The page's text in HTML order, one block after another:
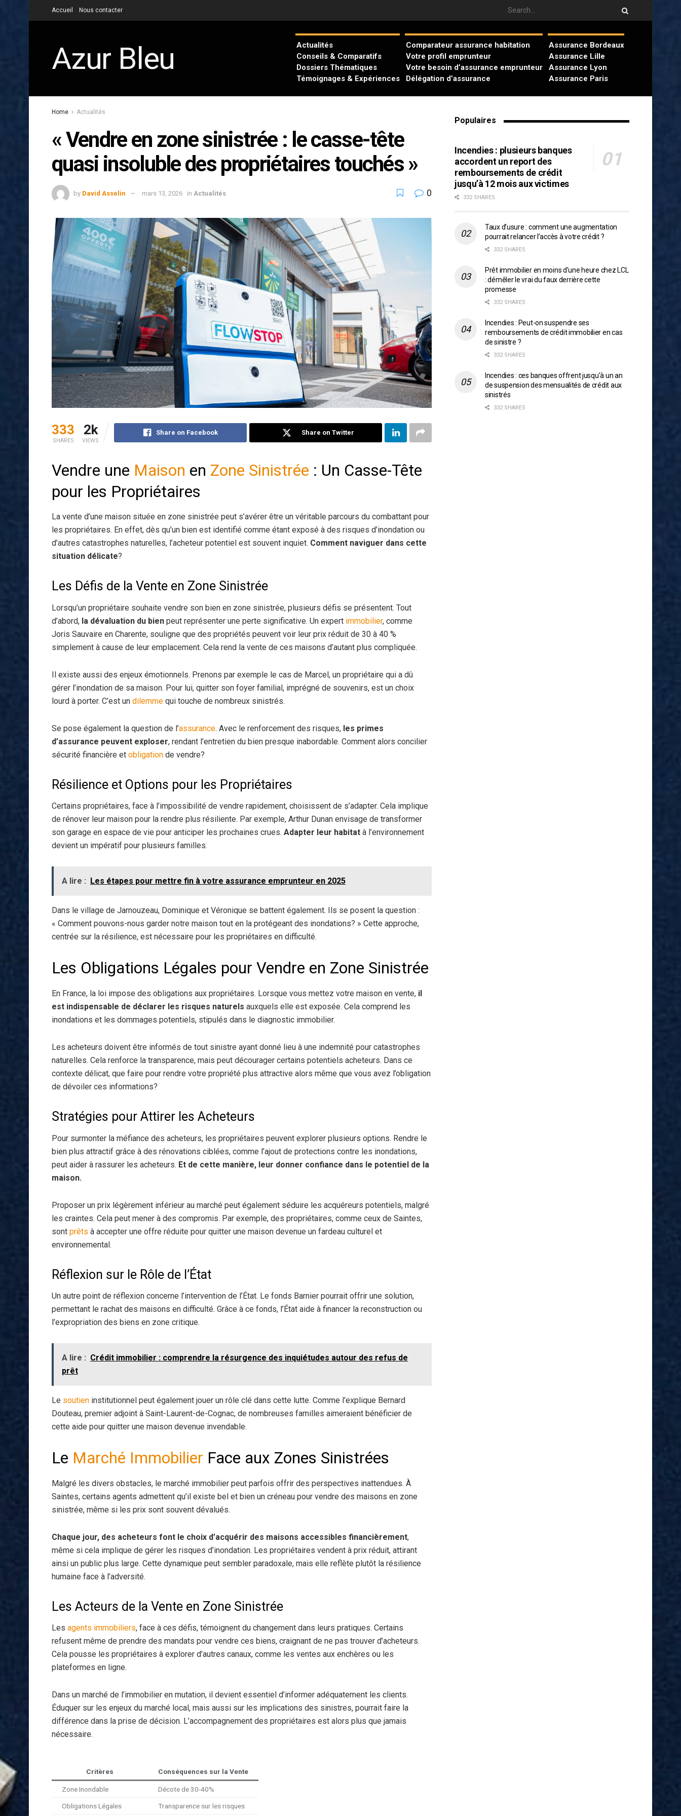
Accueil Nous contacter
Azur Bleu
Actualités
Conseils & Comparatifs
Dossiers Thématiques
Témoignages & Expériences
Comparateur assurance habitation
Votre profil emprunteur
Votre besoin d’assurance emprunteur
Délégation d’assurance
Assurance Bordeaux
Assurance Lille
Assurance Lyon
Assurance Paris
Home Actualités
« Vendre en zone sinistrée : le casse-tête
quasi insoluble des propriétaires touchés »
by David Asselin mars 13, 2026 in Actualités 0
333
SHARES
2k
VIEWS
Share on Facebook Share on Twitter
Vendre une Maison en Zone Sinistrée : Un Casse-Tête
pour les Propriétaires
La vente d’une maison située en zone sinistrée peut s’avérer être un véritable parcours du combattant pour
les propriétaires. En effet, dès qu’un bien est identifié comme étant exposé à des risques d’inondation ou
d’autres catastrophes naturelles, l’acheteur potentiel est souvent inquiet. Comment naviguer dans cette
situation délicate?
Les Défis de la Vente en Zone Sinistrée
Lorsqu’un propriétaire souhaite vendre son bien en zone sinistrée, plusieurs défis se présentent. Tout
d’abord, la dévaluation du bien peut représenter une perte significative. Un expert immobilier, comme
Joris Sauvaire en Charente, souligne que des propriétés peuvent voir leur prix réduit de 30 à 40 %
simplement à cause de leur emplacement. Cela rend la vente de ces maisons d’autant plus compliquée.
Il existe aussi des enjeux émotionnels. Prenons par exemple le cas de Marcel, un propriétaire qui a dû
gérer l’inondation de sa maison. Pour lui, quitter son foyer familial, imprégné de souvenirs, est un choix
lourd à porter. C’est un dilemme qui touche de nombreux sinistrés.
Se pose également la question de l’assurance. Avec le renforcement des risques, les primes
d’assurance peuvent exploser, rendant l’entretien du bien presque inabordable. Comment alors concilier
sécurité financière et obligation de vendre?
Résilience et Options pour les Propriétaires
Certains propriétaires, face à l’impossibilité de vendre rapidement, choisissent de s’adapter. Cela implique
de rénover leur maison pour la rendre plus résiliente. Par exemple, Arthur Dunan envisage de transformer
son garage en espace de vie pour anticiper les prochaines crues. Adapter leur habitat à l’environnement
devient un impératif pour plusieurs familles.
A lire : Les étapes pour mettre fin à votre assurance emprunteur en 2025
Dans le village de Jarnouzeau, Dominique et Véronique se battent également. Ils se posent la question :
« Comment pouvons-nous garder notre maison tout en la protégeant des inondations? » Cette approche,
centrée sur la résilience, est nécessaire pour les propriétaires en difficulté.
Les Obligations Légales pour Vendre en Zone Sinistrée
En France, la loi impose des obligations aux propriétaires. Lorsque vous mettez votre maison en vente, il
est indispensable de déclarer les risques naturels auxquels elle est exposée. Cela comprend les
inondations et les dommages potentiels, stipulés dans le diagnostic immobilier.
Les acheteurs doivent être informés de tout sinistre ayant donné lieu à une indemnité pour catastrophes
naturelles. Cela renforce la transparence, mais peut décourager certains potentiels acheteurs. Dans ce
contexte délicat, que faire pour rendre votre propriété plus attractive alors même que vous avez l’obligation
de dévoiler ces informations?
Stratégies pour Attirer les Acheteurs
Pour surmonter la méfiance des acheteurs, les propriétaires peuvent explorer plusieurs options. Rendre le
bien plus attractif grâce à des rénovations ciblées, comme l’ajout de protections contre les inondations,
peut aider à rassurer les acheteurs. Et de cette manière, leur donner confiance dans le potentiel de la
maison.
Proposer un prix légèrement inférieur au marché peut également séduire les acquéreurs potentiels, malgré
les craintes. Cela peut mener à des compromis. Par exemple, des propriétaires, comme ceux de Saintes,
sont prêts à accepter une offre réduite pour quitter une maison devenue un fardeau culturel et
environnemental.
Réflexion sur le Rôle de l’État
Un autre point de réflexion concerne l’intervention de l’État. Le fonds Barnier pourrait offrir une solution,
permettant le rachat des maisons en difficulté. Grâce à ce fonds, l’État aide à financer la reconstruction ou
l’expropriation des biens en zone critique.
A lire : Crédit immobilier : comprendre la résurgence des inquiétudes autour des refus de
prêt
Le soutien institutionnel peut également jouer un rôle clé dans cette lutte. Comme l’explique Bernard
Douteau, premier adjoint à Saint-Laurent-de-Cognac, de nombreuses familles aimeraient bénéficier de
cette aide pour quitter une maison devenue invendable.
Le Marché Immobilier Face aux Zones Sinistrées
Malgré les divers obstacles, le marché immobilier peut parfois offrir des perspectives inattendues. À
Saintes, certains agents admettent qu’il existe bel et bien un créneau pour vendre des maisons en zone
sinistrée, même si les prix sont souvent dévalués.
Chaque jour, des acheteurs font le choix d’acquérir des maisons accessibles financièrement,
même si cela implique de gérer les risques d’inondation. Les propriétaires vendent à prix réduit, attirant
ainsi un public plus large. Cette dynamique peut sembler paradoxale, mais elle reflète plutôt la résilience
humaine face à l’adversité.
Les Acteurs de la Vente en Zone Sinistrée
Les agents immobiliers, face à ces défis, témoignent du changement dans leurs pratiques. Certains
refusent même de prendre des mandats pour vendre ces biens, craignant de ne pas trouver d’acheteurs.
Cela pousse les propriétaires à explorer d’autres canaux, comme les ventes aux enchères ou les
plateformes en ligne.
Dans un marché de l’immobilier en mutation, il devient essentiel d’informer adéquatement les clients.
Éduquer sur les enjeux du marché local, mais aussi sur les implications des sinistres, pourrait faire la
différence dans la prise de décision. L’accompagnement des propriétaires est alors plus que jamais
nécessaire.
Critères Conséquences sur la Vente
Zone Inondable Décote de 30-40%
Obligations Légales Transparence sur les risques
Populaires
Incendies : plusieurs banques
accordent un report des
remboursements de crédit
jusqu’à 12 mois aux victimes
332 SHARES
Taux d’usure : comment une augmentation
pourrait relancer l’accès à votre crédit ?
332 SHARES
Prêt immobilier en moins d’une heure chez LCL
: démêler le vrai du faux derrière cette
promesse
332 SHARES
Incendies : Peut-on suspendre ses
remboursements de crédit immobilier en cas
de sinistre ?
332 SHARES
Incendies : ces banques offrent jusqu’à un an
de suspension des mensualités de crédit aux
sinistrés
332 SHARES